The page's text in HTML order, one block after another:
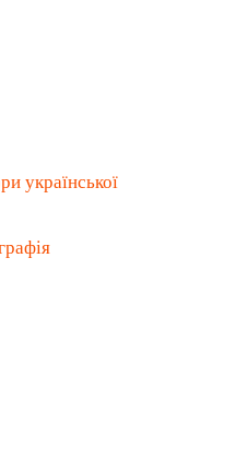
української